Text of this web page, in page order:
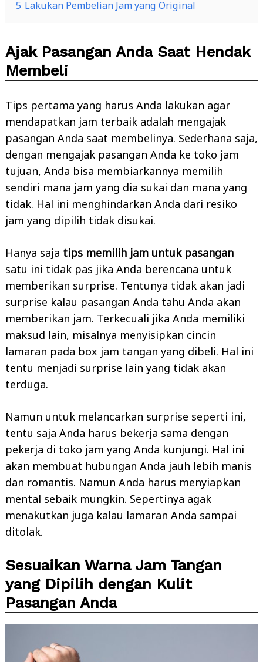
5 Lakukan Pembelian Jam yang Original
Ajak Pasangan Anda Saat Hendak
Membeli
Tips pertama yang harus Anda lakukan agar
mendapatkan jam terbaik adalah mengajak
pasangan Anda saat membelinya. Sederhana saja,
dengan mengajak pasangan Anda ke toko jam
tujuan, Anda bisa membiarkannya memilih
sendiri mana jam yang dia sukai dan mana yang
tidak. Hal ini menghindarkan Anda dari resiko
jam yang dipilih tidak disukai.
Hanya saja tips memilih jam untuk pasangan
satu ini tidak pas jika Anda berencana untuk
memberikan surprise. Tentunya tidak akan jadi
surprise kalau pasangan Anda tahu Anda akan
memberikan jam. Terkecuali jika Anda memiliki
maksud lain, misalnya menyisipkan cincin
lamaran pada box jam tangan yang dibeli. Hal ini
tentu menjadi surprise lain yang tidak akan
terduga.
Namun untuk melancarkan surprise seperti ini,
tentu saja Anda harus bekerja sama dengan
pekerja di toko jam yang Anda kunjungi. Hal ini
akan membuat hubungan Anda jauh lebih manis
dan romantis. Namun Anda harus menyiapkan
mental sebaik mungkin. Sepertinya agak
menakutkan juga kalau lamaran Anda sampai
ditolak.
Sesuaikan Warna Jam Tangan
yang Dipilih dengan Kulit
Pasangan Anda